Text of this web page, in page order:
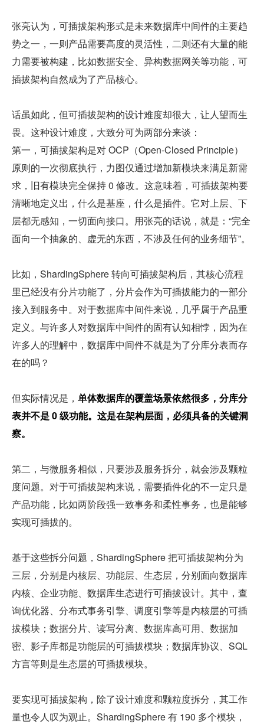
张亮认为，可插拔架构形式是未来数据库中间件的主要趋
势之一，一则产品需要高度的灵活性，二则还有大量的能
力需要被构建，比如数据安全、异构数据网关等功能，可
插拔架构自然成为了产品核心。
话虽如此，但可插拔架构的设计难度却很大，让人望而生
畏。这种设计难度，大致分可为两部分来谈：
第一，可插拔架构是对 OCP（Open-Closed Principle）
原则的一次彻底执行，力图仅通过增加新模块来满足新需
求，旧有模块完全保持 0 修改。这意味着，可插拔架构要
清晰地定义出，什么是基座，什么是插件。它对上层、下
层都无感知，一切面向接口。用张亮的话说，就是：“完全
面向一个抽象的、虚无的东西，不涉及任何的业务细节”。
比如，ShardingSphere 转向可插拔架构后，其核心流程
里已经没有分片功能了，分片会作为可插拔能力的一部分
接入到服务中。对于数据库中间件来说，几乎属于产品重
定义。与许多人对数据库中间件的固有认知相悖，因为在
许多人的理解中，数据库中间件不就是为了分库分表而存
在的吗？
但实际情况是， 单体数据库的覆盖场景依然很多，分库分
表并不是 0 级功能。这是在架构层面，必须具备的关键洞
察。
第二，与微服务相似，只要涉及服务拆分，就会涉及颗粒
度问题。对于可插拔架构来说，需要插件化的不一定只是
产品功能，比如两阶段强一致事务和柔性事务，也是能够
实现可插拔的。
基于这些拆分问题，ShardingSphere 把可插拔架构分为
三层，分别是内核层、功能层、生态层，分别面向数据库
内核、企业功能、数据库生态进行可插拔设计。其中，查
询优化器、分布式事务引擎、调度引擎等是内核层的可插
拔模块；数据分片、读写分离、数据库高可用、数据加
密、影子库都是功能层的可插拔模块；数据库协议、SQL
方言等则是生态层的可插拔模块。
要实现可插拔架构，除了设计难度和颗粒度拆分，其工作
量也令人叹为观止。ShardingSphere 有 190 多个模块，